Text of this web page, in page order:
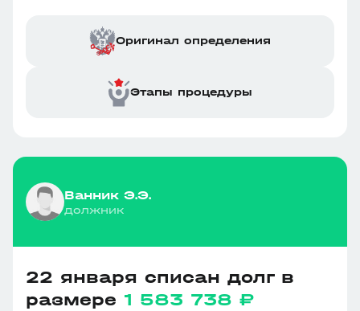
Оригинал определения
Этапы процедуры
Ванник Э.Э.
должник
22 января списан долг в
размере 1 583 738 ₽